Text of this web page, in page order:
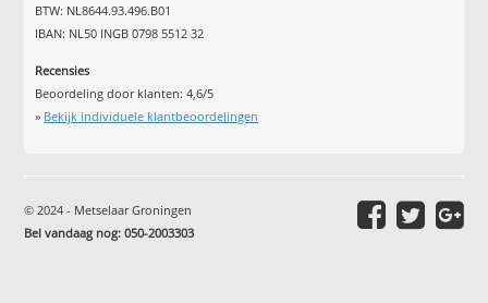
BTW: NL8644.93.496.B01
IBAN: NL50 INGB 0798 5512 32
Recensies
Beoordeling door klanten:4,6/5
» Bekijk individuele klantbeoordelingen
© 2024 - Metselaar Groningen
Bel vandaag nog: 050-2003303